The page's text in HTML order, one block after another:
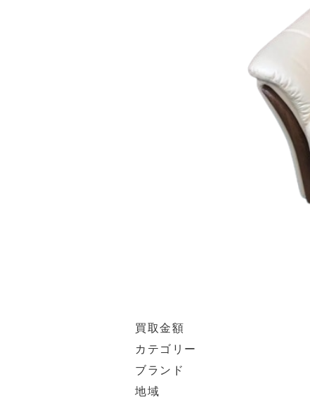
買取金額
カテゴリー
ブランド
地域